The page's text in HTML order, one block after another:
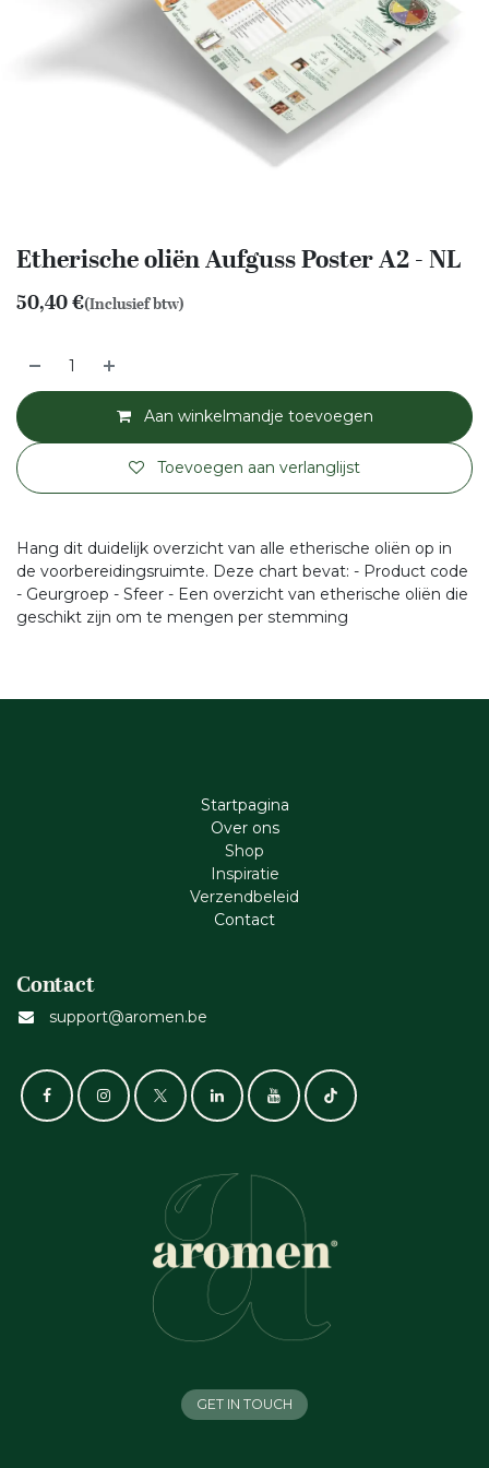
Etherische oliën Aufguss Poster A2 - NL
50,40€(Inclusief btw)
Aan winkelmandje toevoegen
Toevoegen aan verlanglijst
Hang dit duidelijk overzicht van alle etherische oliën op in
de voorbereidingsruimte. Deze chart bevat: - Product code
- Geurgroep - Sfeer - Een overzicht van etherische oliën die
geschikt zijn om te mengen per stemming
Startpagina
Ove​r​ ons
Shop
Inspiratie
Verzendbeleid
Cont​act
Contact
support@aromen.be
GET IN TOUCH